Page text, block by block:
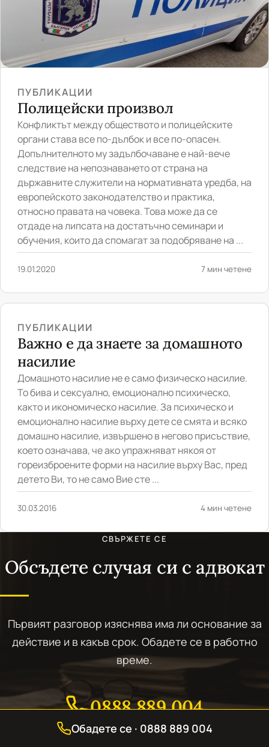
ПУБЛИКАЦИИ
Полицейски произвол
Конфликтът между обществото и полицейските
органи става все по-дълбок и все по-опасен.
Допълнителното му задълбочаване е най-вече
следствие на непознаването от страна на
държавните служители на нормативната уредба, на
европейското законодателство и практика,
относно правата на човека. Това може да се
отдаде на липсата на достатъчно семинари и
обучения, които да спомагат за подобряване на ...
19.01.2020 7 мин четене
ПУБЛИКАЦИИ
Важно е да знаете за домашното
насилие
Домашното насилие не е само физическо насилие.
То бива и сексуално, емоционално психическо,
както и икономическо насилие. За психическо и
емоционално насилие върху дете се смята и всяко
домашно насилие, извършено в негово присъствие,
което означава, че ако упражняват някоя от
гореизброените форми на насилие върху Вас, пред
детето Ви, то не само Вие сте ...
30.03.2016 4 мин четене
СВЪРЖЕТЕ СЕ
Обсъдете случая си с адвокат
Първият разговор изяснява има ли основание за
действие и в какъв срок. Обадете се в работно
време.
0888 889 004
Обадете се · 0888 889 004